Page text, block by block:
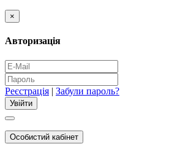
×
Авторизація
Реєстрація | Забули пароль?
Особистий кабінет